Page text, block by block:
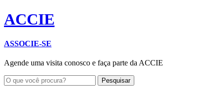
ACCIE
ASSOCIE-SE
Agende uma visita conosco e faça parte da ACCIE